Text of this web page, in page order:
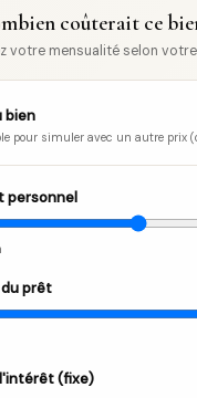
coûterait ce
votre mensualité selon
bien
pour simuler avec un autre prix
personnel
prêt
(fixe)